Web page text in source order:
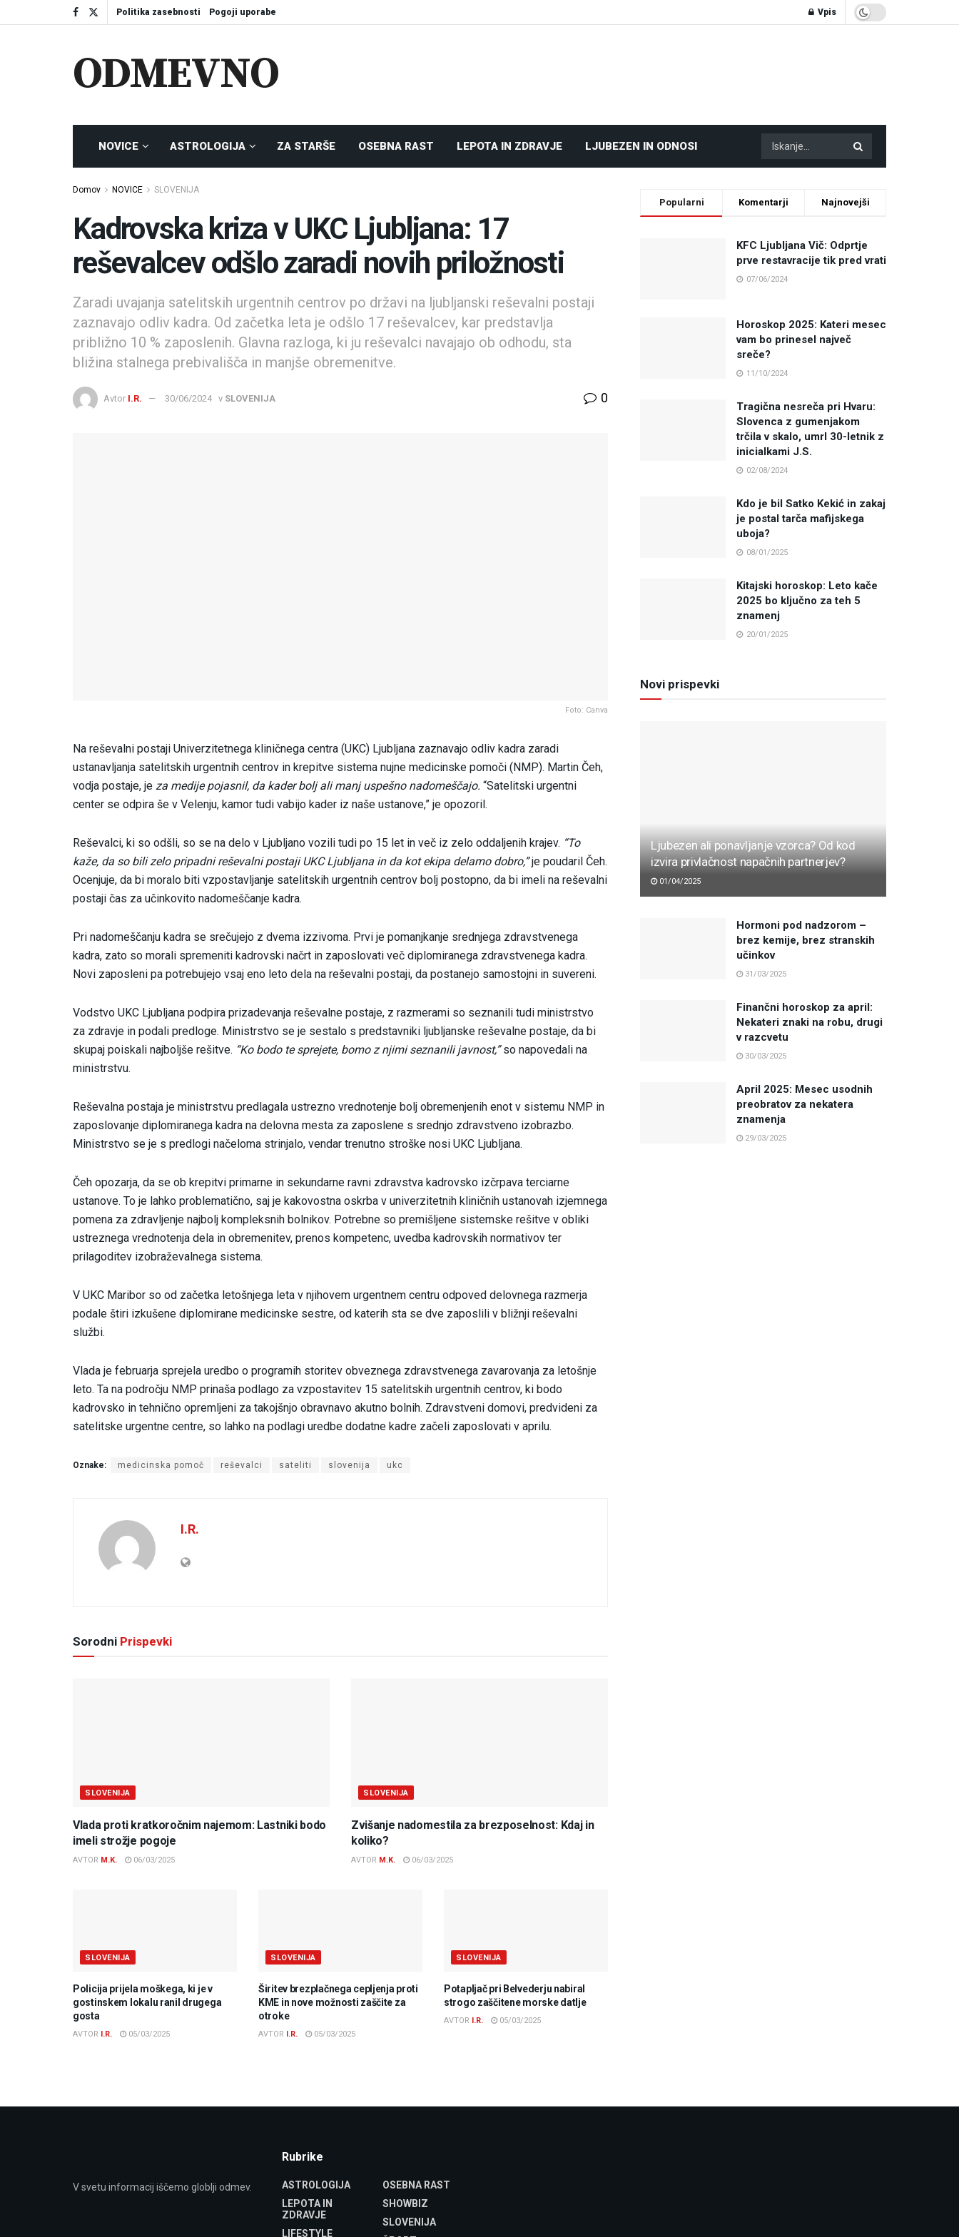
Politika zasebnosti Pogoji uporabe Vpis
ODMEVNO
NOVICE ASTROLOGIJA ZA STARŠE OSEBNA RAST LEPOTA IN ZDRAVJE LJUBEZEN IN ODNOSI
Domov NOVICE SLOVENIJA
Kadrovska kriza v UKC Ljubljana: 17
reševalcev odšlo zaradi novih priložnosti
Zaradi uvajanja satelitskih urgentnih centrov po državi na ljubljanski reševalni postaji
zaznavajo odliv kadra. Od začetka leta je odšlo 17 reševalcev, kar predstavlja
približno 10 % zaposlenih. Glavna razloga, ki ju reševalci navajajo ob odhodu, sta
bližina stalnega prebivališča in manjše obremenitve.
Avtor I.R. 30/06/2024 v SLOVENIJA 0
Foto: Canva
Na reševalni postaji Univerzitetnega kliničnega centra (UKC) Ljubljana zaznavajo odliv kadra zaradi
ustanavljanja satelitskih urgentnih centrov in krepitve sistema nujne medicinske pomoči (NMP). Martin Čeh,
vodja postaje, je za medije pojasnil, da kader bolj ali manj uspešno nadomeščajo. “Satelitski urgentni
center se odpira še v Velenju, kamor tudi vabijo kader iz naše ustanove,” je opozoril.
Reševalci, ki so odšli, so se na delo v Ljubljano vozili tudi po 15 let in več iz zelo oddaljenih krajev. “To
kaže, da so bili zelo pripadni reševalni postaji UKC Ljubljana in da kot ekipa delamo dobro,”je poudaril Čeh.
Ocenjuje, da bi moralo biti vzpostavljanje satelitskih urgentnih centrov bolj postopno, da bi imeli na reševalni
postaji čas za učinkovito nadomeščanje kadra.
Pri nadomeščanju kadra se srečujejo z dvema izzivoma. Prvi je pomanjkanje srednjega zdravstvenega
kadra, zato so morali spremeniti kadrovski načrt in zaposlovati več diplomiranega zdravstvenega kadra.
Novi zaposleni pa potrebujejo vsaj eno leto dela na reševalni postaji, da postanejo samostojni in suvereni.
Vodstvo UKC Ljubljana podpira prizadevanja reševalne postaje, z razmerami so seznanili tudi ministrstvo
za zdravje in podali predloge. Ministrstvo se je sestalo s predstavniki ljubljanske reševalne postaje, da bi
skupaj poiskali najboljše rešitve. “Ko bodo te sprejete, bomo z njimi seznanili javnost,”so napovedali na
ministrstvu.
Reševalna postaja je ministrstvu predlagala ustrezno vrednotenje bolj obremenjenih enot v sistemu NMP in
zaposlovanje diplomiranega kadra na delovna mesta za zaposlene s srednjo zdravstveno izobrazbo.
Ministrstvo se je s predlogi načeloma strinjalo, vendar trenutno stroške nosi UKC Ljubljana.
Čeh opozarja, da se ob krepitvi primarne in sekundarne ravni zdravstva kadrovsko izčrpava terciarne
ustanove. To je lahko problematično, saj je kakovostna oskrba v univerzitetnih kliničnih ustanovah izjemnega
pomena za zdravljenje najbolj kompleksnih bolnikov. Potrebne so premišljene sistemske rešitve v obliki
ustreznega vrednotenja dela in obremenitev, prenos kompetenc, uvedba kadrovskih normativov ter
prilagoditev izobraževalnega sistema.
V UKC Maribor so od začetka letošnjega leta v njihovem urgentnem centru odpoved delovnega razmerja
podale štiri izkušene diplomirane medicinske sestre, od katerih sta se dve zaposlili v bližnji reševalni
službi.
Vlada je februarja sprejela uredbo o programih storitev obveznega zdravstvenega zavarovanja za letošnje
leto. Ta na področju NMP prinaša podlago za vzpostavitev 15 satelitskih urgentnih centrov, ki bodo
kadrovsko in tehnično opremljeni za takojšnjo obravnavo akutno bolnih. Zdravstveni domovi, predvideni za
satelitske urgentne centre, so lahko na podlagi uredbe dodatne kadre začeli zaposlovati v aprilu.
Oznake: medicinska pomoč reševalci sateliti slovenija ukc
I.R.
Sorodni Prispevki
SLOVENIJA
Vlada proti kratkoročnim najemom: Lastniki bodo
imeli strožje pogoje
AVTOR M.K. 06/03/2025
SLOVENIJA
Zvišanje nadomestila za brezposelnost: Kdaj in
koliko?
AVTOR M.K. 06/03/2025
SLOVENIJA
Policija prijela moškega, ki je v
gostinskem lokalu ranil drugega
gosta
AVTOR I.R. 05/03/2025
SLOVENIJA
Širitev brezplačnega cepljenja proti
KME in nove možnosti zaščite za
otroke
AVTOR I.R. 05/03/2025
SLOVENIJA
Potapljač pri Belvederju nabiral
strogo zaščitene morske datlje
AVTOR I.R. 05/03/2025
Popularni Komentarji Najnovejši
KFC Ljubljana Vič: Odprtje
prve restavracije tik pred vrati
07/06/2024
Horoskop 2025: Kateri mesec
vam bo prinesel največ
sreče?
11/10/2024
Tragična nesreča pri Hvaru:
Slovenca z gumenjakom
trčila v skalo, umrl 30-letnik z
inicialkami J.S.
02/08/2024
Kdo je bil Satko Kekić in zakaj
je postal tarča mafijskega
uboja?
08/01/2025
Kitajski horoskop: Leto kače
2025 bo ključno za teh 5
znamenj
20/01/2025
Novi prispevki
Ljubezen ali ponavljanje vzorca? Od kod
izvira privlačnost napačnih partnerjev?
01/04/2025
Hormoni pod nadzorom –
brez kemije, brez stranskih
učinkov
31/03/2025
Finančni horoskop za april:
Nekateri znaki na robu, drugi
v razcvetu
30/03/2025
April 2025: Mesec usodnih
preobratov za nekatera
znamenja
29/03/2025
V svetu informacij iščemo globlji odmev.
Rubrike
ASTROLOGIJA
LEPOTA IN
ZDRAVJE
LIFESTYLE
OSEBNA RAST
SHOWBIZ
SLOVENIJA